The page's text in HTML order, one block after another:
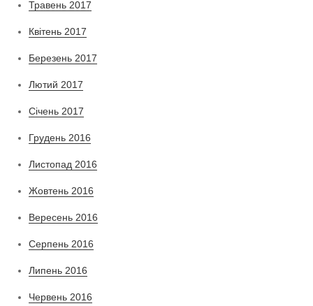
Травень 2017
Квітень 2017
Березень 2017
Лютий 2017
Січень 2017
Грудень 2016
Листопад 2016
Жовтень 2016
Вересень 2016
Серпень 2016
Липень 2016
Червень 2016